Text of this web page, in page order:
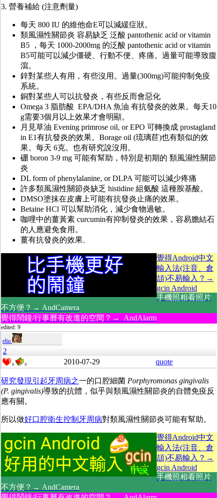
3. 營養補給 (注意劑量)
每天 800 IU 的維他命E可以減緩症狀。
類風濕性關節炎 容易缺乏 泛酸 pantothenic acid or vitamin
B5 ，每天 1000-2000mg 的泛酸 pantothenic acid or vitamin
B5可能可以減少僵硬、行動不便、疼痛。過量可能導致腹
瀉。
鋅對某些人有用，有些沒用。過量(300mg)可能抑制免疫
系統。
銅對某些人可以抗發炎，有些反而會惡化
Omega 3 脂肪酸 EPA/DHA 魚油 有抗發炎的效果。每天10
g需要3個月以上效果才會明顯。
月見草油 Evening primrose oil, or EPO 可轉換成 prostagland
in E1有抗發炎的效果。Borage oil (琉璃苣)也有類似的效
果。每天 6克。也有研究說沒用。
硼 boron 3-9 mg 可能有幫助，特別是初期的 類風濕性關節
炎
DL form of phenylalanine, or DLPA 可能可以減少疼痛
許多類風濕性關節炎缺乏 histidine 組氨酸 這種胺基酸。
DMSO塗抹在皮膚上可能有抗發炎止痛的效果。
Betaine HCl 可以幫助消化，減少食物過敏。
咖哩中的薑黃素 curcumin有抑制發炎的效果，容易膽結石
的人應避免食用。
薑有抗發炎的效果。
覺得Android中文
輸入法(注音、倉
頡)不易輸入？→
gcin Android
手機照相看照片
不方便？→ AndCamera
覺得鬧鐘/行事曆有改進的空間？→ AndAlarm
edited: 9
eliu
2
0 0 2010-07-29 quote
研究發現引起牙周病之一的口腔細菌 Porphyromonas gingivalis
(P. gingivalis)導致的抗體，似乎與類風濕性關節炎的自體免疫反
應有關。
所以做好口腔衛生控制牙周病對類風濕性關節炎可能有幫助。
覺得Android中文
輸入法(注音、倉
頡)不易輸入？→
gcin Android
手機照相看照片
不方便？→ AndCamera